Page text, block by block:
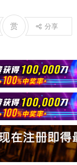
赏 分享